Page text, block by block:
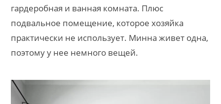
гардеробная и ванная комната. Плюс
подвальное помещение, которое хозяйка
практически не использует. Минна живет одна,
поэтому у нее немного вещей.